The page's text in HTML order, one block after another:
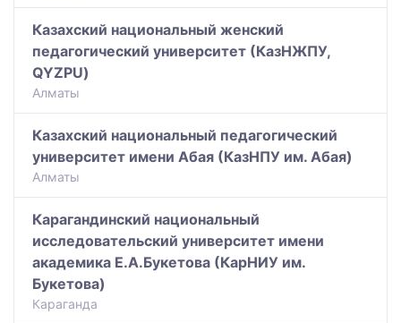
Казахский национальный женский
педагогический университет (КазНЖПУ,
QYZPU)
Алматы
Казахский национальный педагогический
университет имени Абая (КазНПУ им. Абая)
Алматы
Карагандинский национальный
исследовательский университет имени
академика Е.А.Букетова (КарНИУ им.
Букетова)
Караганда